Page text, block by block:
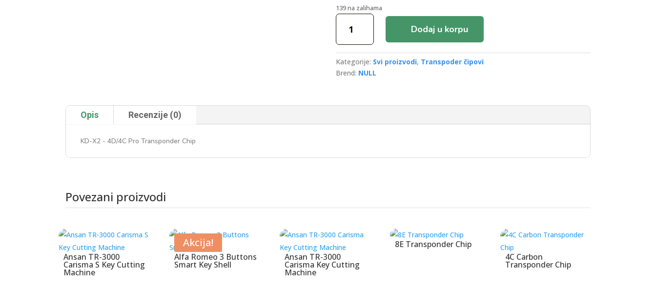
139 na zalihama
KD-
-
4D/4C
Pro
Transponder
Dodaj u korpu
Kategorije: Svi proizvodi, Transpoder čipovi
Brend: NULL
Opis Recenzije (0)
KD-X2 - 4D/4C Pro Transponder Chip
Povezani proizvodi
Ansan TR-3000
Carisma S Key Cutting
Machine
Akcija!
Alfa Romeo 3 Buttons
Smart Key Shell
Ansan TR-3000
Carisma Key Cutting
Machine
8E Transponder Chip
4C Carbon
Transponder Chip